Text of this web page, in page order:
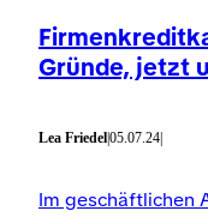
Gründe, jetzt
Lea Friedel05.07.24
Im geschäftlichen